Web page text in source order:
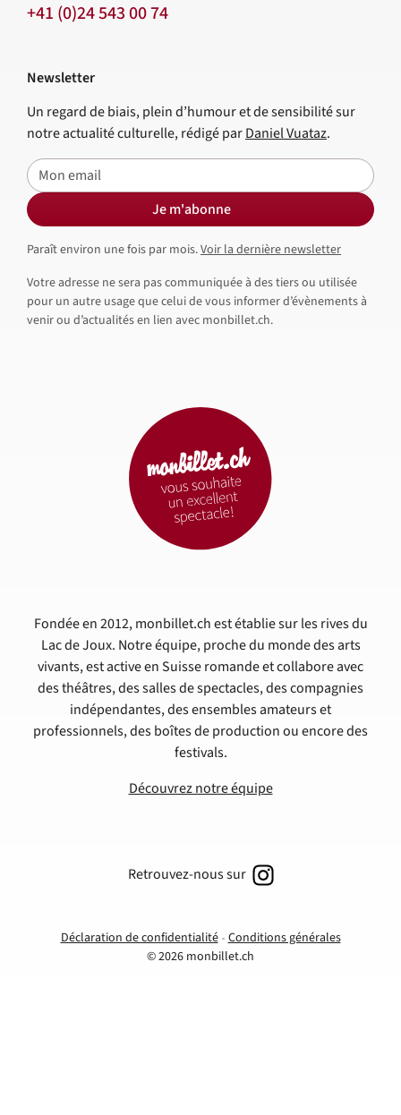
+41 (0)24 543 00 74
Fondée en 2012, monbillet.ch est établie sur les rives du
Lac de Joux. Notre équipe, proche du monde des arts
vivants, est active en Suisse romande et collabore avec
des théâtres, des salles de spectacles, des compagnies
indépendantes, des ensembles amateurs et
professionnels, des boîtes de production ou encore des
festivals.
Découvrez notre équipe
Newsletter
Un regard de biais, plein d’humour et de sensibilité sur
notre actualité culturelle, rédigé parDaniel Vuataz.
E-mail
Je m'abonne
Paraît environ une fois par mois.Voir la dernière newsletter
Votre adresse ne sera pas communiquée à des tiers ou utilisée
pour un autre usage que celui de vous informer d’évènements à
venir ou d’actualités en lien avec monbillet.ch.
Déclaration de confidentialité Conditions générales
© 2026 monbillet.ch
Retrouvez-nous sur